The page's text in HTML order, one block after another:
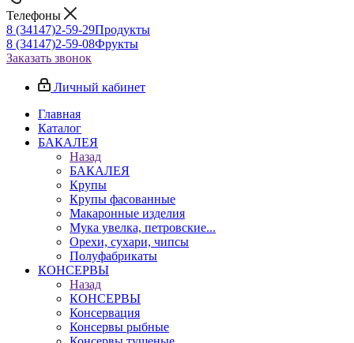
Телефоны
8 (34147)2-59-29Продукты
8 (34147)2-59-08Фрукты
Заказать звонок
Личный кабинет
Главная
Каталог
БАКАЛЕЯ
Назад
БАКАЛЕЯ
Крупы
Крупы фасованные
Макаронные изделия
Мука увелка, петровские...
Орехи, сухари, чипсы
Полуфабрикаты
КОНСЕРВЫ
Назад
КОНСЕРВЫ
Консервация
Консервы рыбные